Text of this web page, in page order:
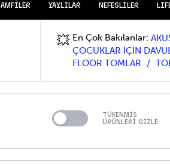
AMFİLER YAYLILAR NEFESLİLER
💥 En Çok Bakılanlar:
ÇOCUKLAR İÇİN
FLOOR TOMLAR
TÜKENMİŞ
ÜRÜNLERİ GİZLE